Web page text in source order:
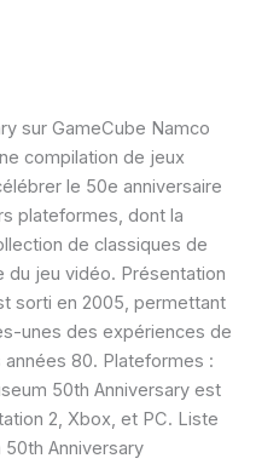
sur GameCube Namco
compilation de jeux
le 50e anniversaire
plateformes, dont la
de classiques de
du jeu vidéo. Présentation
sorti en 2005, permettant
unes des expériences de
80. Plateformes :
50th Anniversary est
2, Xbox, et PC. Liste
Anniversary